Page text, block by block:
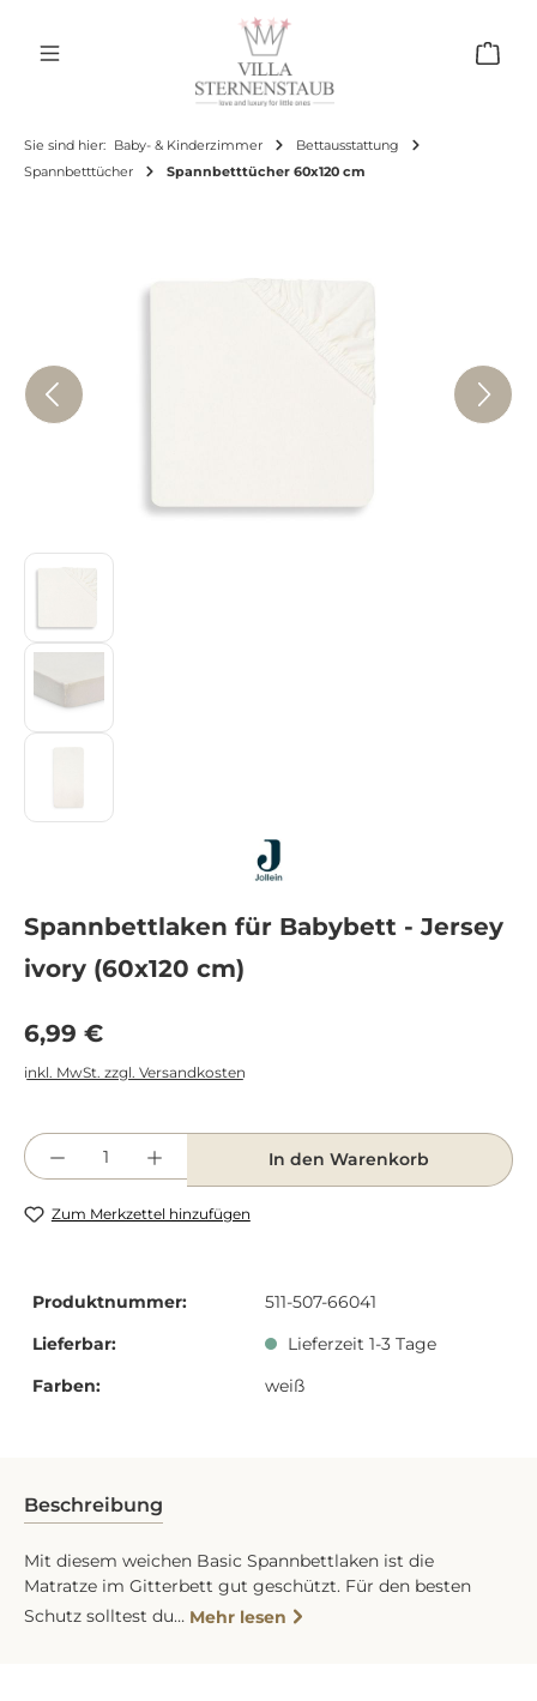
Sie sind hier: Baby- & Kinderzimmer
Bettausstattung
Spannbetttücher
Spannbetttücher 60x120 cm
Spannbettlaken für Babybett - Jersey
ivory (60x120 cm)
Regulärer Preis:
6,99 €
inkl. MwSt. zzgl. Versandkosten
Produkt Anzahl: Gib den gewünschten
In den Warenkorb
Zum Merkzettel hinzufügen
Produktnummer:
511-507-66041
Lieferbar:
Lieferzeit 1-3 Tage
Farben:
weiß
Beschreibung
Mit diesem weichen Basic Spannbettlaken ist die
Matratze im Gitterbett gut geschützt. Für den besten
Schutz solltest du… Mehr lesen